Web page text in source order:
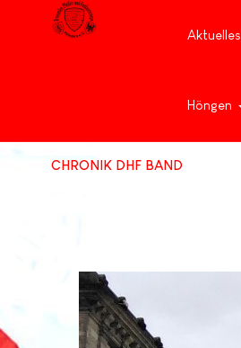
Aktuelles
Höngen
CHRONIK DHF BAND